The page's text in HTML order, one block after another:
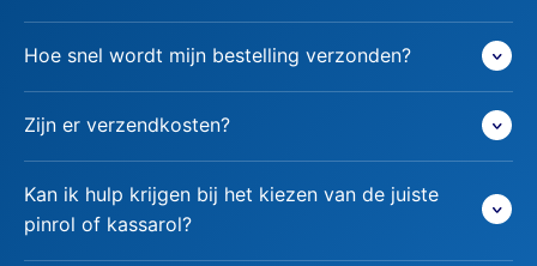
Hoe snel wordt mijn bestelling verzonden?
Zijn er verzendkosten?
Kan ik hulp krijgen bij het kiezen van de juiste
pinrol of kassarol?